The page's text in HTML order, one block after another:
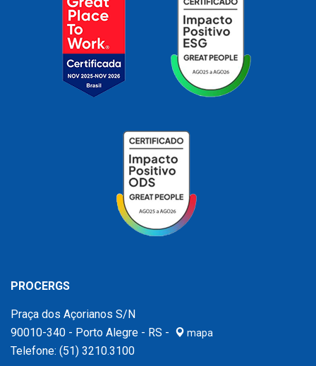
PROCERGS
Praça dos Açorianos S/N
90010-340 - Porto Alegre - RS -
mapa
Telefone: (51) 3210.3100